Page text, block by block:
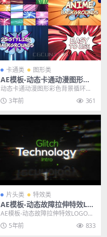
卡通类 图形类
AE模板-动态卡通动漫图形彩
色背景循环动画模板
动态卡通动漫图形彩色背景循环动
画AE模板 标签：2d、广告、动画、
背景、卡通、多...
3年前 361
片头类 特效类
AE模板-动态故障拉伸特效LO
GO标志开场演绎模板
AE模板-动态故障拉伸特效LOGO标
志开场演绎模板 标签：动画、商
业、企业、创意...
5年前 833